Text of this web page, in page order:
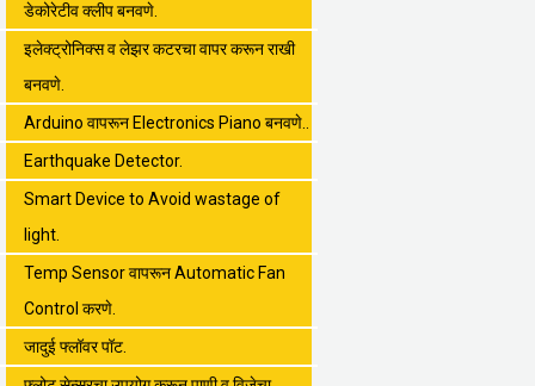
डेकोरेटीव क्लीप बनवणे.
इलेक्ट्रोनिक्स व लेझर कटरचा वापर करून राखी
बनवणे.
Arduino वापरून Electronics Piano बनवणे..
Earthquake Detector.
Smart Device to Avoid wastage of
light.
Temp Sensor वापरून Automatic Fan
Control करणे.
जादुई फ्लॉवर पॉट.